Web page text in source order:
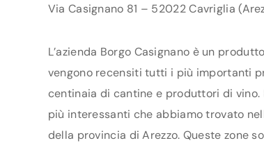
Via Casignano 81 – 52022 Cavriglia
L’azienda Borgo Casignano è un
vengono recensiti tutti i più importanti
centinaia di cantine e produttori di
più interessanti che abbiamo trovato
della provincia di Arezzo. Queste zone